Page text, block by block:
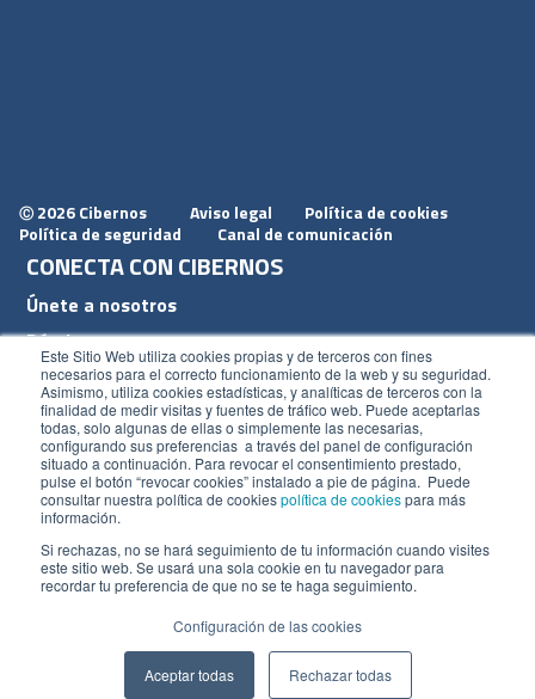
Este Sitio Web utiliza cookies propias y de terceros con fines
necesarios para el correcto funcionamiento de la web y su seguridad.
Asimismo, utiliza cookies estadísticas, y analíticas de terceros con la
finalidad de medir visitas y fuentes de tráfico web. Puede aceptarlas
todas, solo algunas de ellas o simplemente las necesarias,
configurando sus preferencias a través del panel de configuración
situado a continuación. Para revocar el consentimiento prestado,
pulse el botón “revocar cookies” instalado a pie de página. Puede
consultar nuestra política de cookiespolítica de cookiespara más
información.
Si rechazas, no se hará seguimiento de tu información cuando visites
este sitio web. Se usará una sola cookie en tu navegador para
recordar tu preferencia de que no se te haga seguimiento.
Configuración de las cookies
Aceptar todas Rechazar todas
Ⓒ 2026 Cibernos Aviso legal
Política de cookies
Política de seguridad
Canal de comunicación
CONECTA CON CIBERNOS
Únete a nosotros
Dónde estamos
Conoce nuestro blog
ACCESOS
Plan CRM
Intranet